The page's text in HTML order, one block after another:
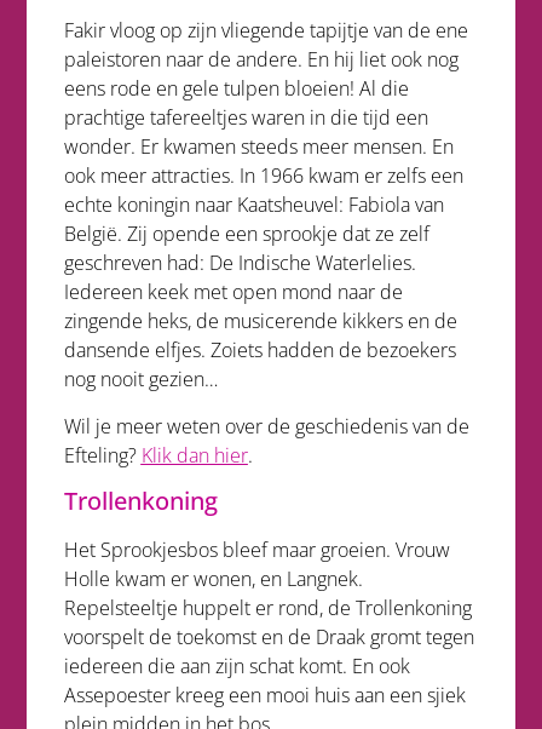
Fakir vloog op zijn vliegende tapijtje van de ene
paleistoren naar de andere. En hij liet ook nog
eens rode en gele tulpen bloeien! Al die
prachtige tafereeltjes waren in die tijd een
wonder. Er kwamen steeds meer mensen. En
ook meer attracties. In 1966 kwam er zelfs een
echte koningin naar Kaatsheuvel: Fabiola van
België. Zij opende een sprookje dat ze zelf
geschreven had: De Indische Waterlelies.
Iedereen keek met open mond naar de
zingende heks, de musicerende kikkers en de
dansende elfjes. Zoiets hadden de bezoekers
nog nooit gezien…
Wil je meer weten over de geschiedenis van de
Efteling? Klik dan hier.
Trollenkoning
Het Sprookjesbos bleef maar groeien. Vrouw
Holle kwam er wonen, en Langnek.
Repelsteeltje huppelt er rond, de Trollenkoning
voorspelt de toekomst en de Draak gromt tegen
iedereen die aan zijn schat komt. En ook
Assepoester kreeg een mooi huis aan een sjiek